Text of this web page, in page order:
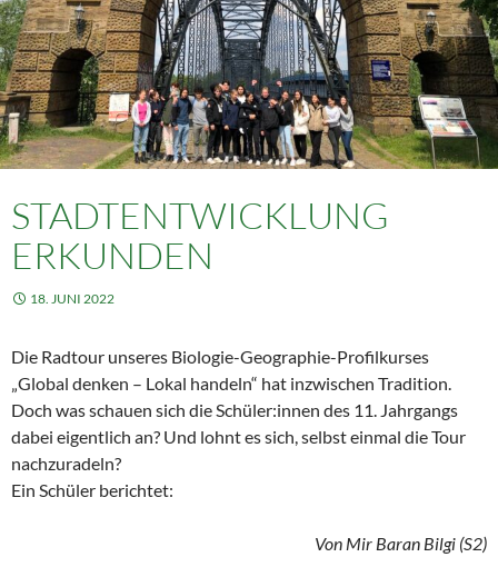
STADTENTWICKLUNG
ERKUNDEN
18. JUNI 2022
Die Radtour unseres Biologie-Geographie-Profilkurses
„Global denken – Lokal handeln“ hat inzwischen Tradition.
Doch was schauen sich die Schüler:innen des 11. Jahrgangs
dabei eigentlich an? Und lohnt es sich, selbst einmal die Tour
nachzuradeln?
Ein Schüler berichtet:
Von Mir Baran Bilgi (S2)